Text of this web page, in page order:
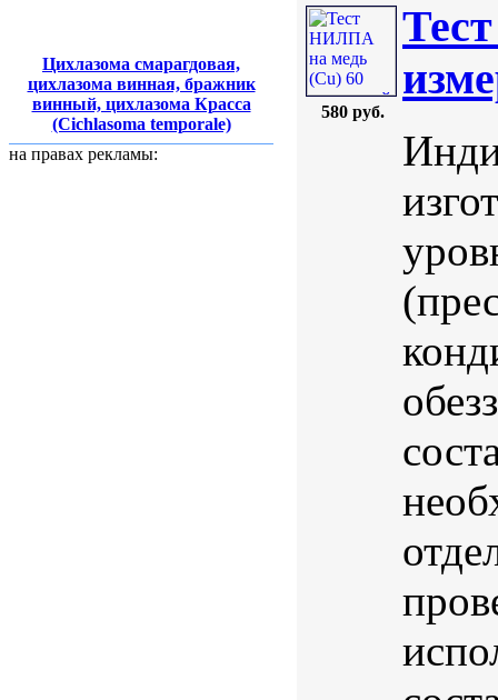
Цихлазома смарагдовая,
цихлазома винная, бражник
винный, цихлазома Красса
(Cichlasoma temporale)
на правах рекламы:
580 руб.